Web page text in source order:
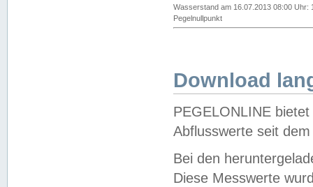
Wasserstand am 16.07.2013 08:00 Uhr:
Pegelnullpunkt
Download
PEGELONLINE
Abflusswerte seit
Bei den
Diese Messwerte